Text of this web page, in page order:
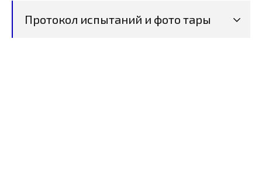
Протокол испытаний и фото тары